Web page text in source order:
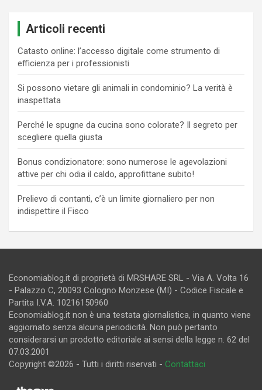
Articoli recenti
Catasto online: l’accesso digitale come strumento di
efficienza per i professionisti
Si possono vietare gli animali in condominio? La verità è
inaspettata
Perché le spugne da cucina sono colorate? Il segreto per
scegliere quella giusta
Bonus condizionatore: sono numerose le agevolazioni
attive per chi odia il caldo, approfittane subito!
Prelievo di contanti, c’è un limite giornaliero per non
indispettire il Fisco
Economiablog.it di proprietà di MRSHARE SRL - Via A. Volta 16
- Palazzo C, 20093 Cologno Monzese (MI) - Codice Fiscale e
Partita I.V.A. 10216150960
Economiablog.it non è una testata giornalistica, in quanto viene
aggiornato senza alcuna periodicità. Non può pertanto
considerarsi un prodotto editoriale ai sensi della legge n. 62 del
07.03.2001
Copyright ©2026 - Tutti i diritti riservati - Contattaci